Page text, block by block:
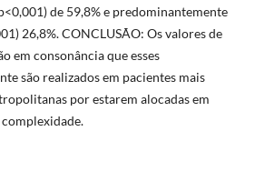
de 59,8% e predominantemente
26,8%. CONCLUSÃO: Os valores de
em consonância que esses
são realizados em pacientes mais
por estarem alocadas em